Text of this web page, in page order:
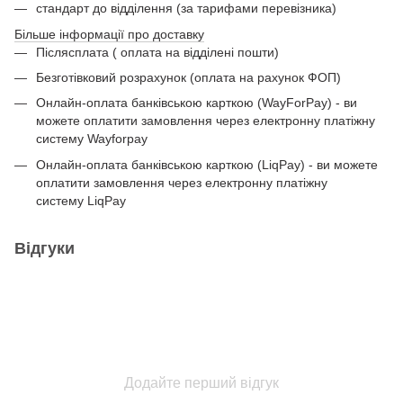
стандарт до відділення (за тарифами перевізника)
Більше інформації про доставку
Післясплата ( оплата на відділені пошти)
Безготівковий розрахунок (оплата на рахунок ФОП)
Онлайн-оплата банківською карткою (WayForPay) - ви
можете оплатити замовлення через електронну платіжну
систему Wayforpay
Онлайн-оплата банківською карткою (LiqPay) - ви можете
оплатити замовлення через електронну платіжну
систему LiqPay
Відгуки
Додайте перший відгук